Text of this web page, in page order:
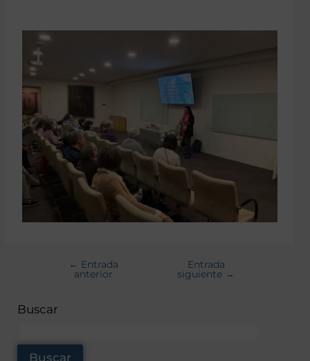
← Entrada
anterior
Entrada
siguiente →
Buscar
Buscar